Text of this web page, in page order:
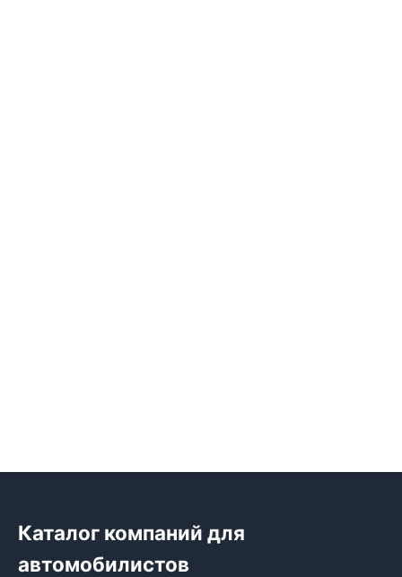
Каталог компаний для
автомобилистов